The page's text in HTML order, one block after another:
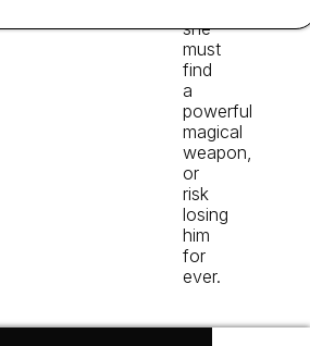
she
must
find
a
powerful
magical
weapon,
or
risk
losing
him
for
ever.